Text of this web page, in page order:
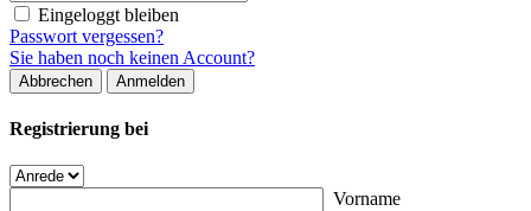
Eingeloggt bleiben
Passwort vergessen?
Sie haben noch keinen Account?
Abbrechen Anmelden
Registrierung bei
Vorname